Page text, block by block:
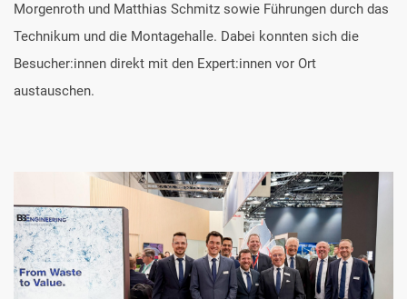
Morgenroth und Matthias Schmitz sowie Führungen durch das
Technikum und die Montagehalle. Dabei konnten sich die
Besucher:innen direkt mit den Expert:innen vor Ort
austauschen.